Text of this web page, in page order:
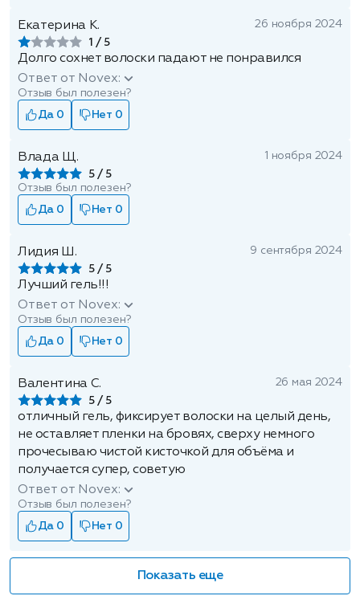
Екатерина К.
1
26 ноября 2024
Долго сохнет волоски падают не понравился
Ответ от Novex:
Отзыв был полезен?
Да 0
Нет 0
Влада Щ.
5
1 ноября 2024
Отзыв был полезен?
Да 0
Нет 0
Лидия Ш.
5
9 сентября 2024
Лучший гель!!!
Ответ от Novex:
Отзыв был полезен?
Да 0
Нет 0
Валентина С.
5
26 мая 2024
отличный гель, фиксирует волоски на целый день,
не оставляет пленки на бровях, сверху немного
прочесываю чистой кисточкой для объёма и
получается супер, советую
Ответ от Novex:
Отзыв был полезен?
Да 0
Нет 0
Показать еще